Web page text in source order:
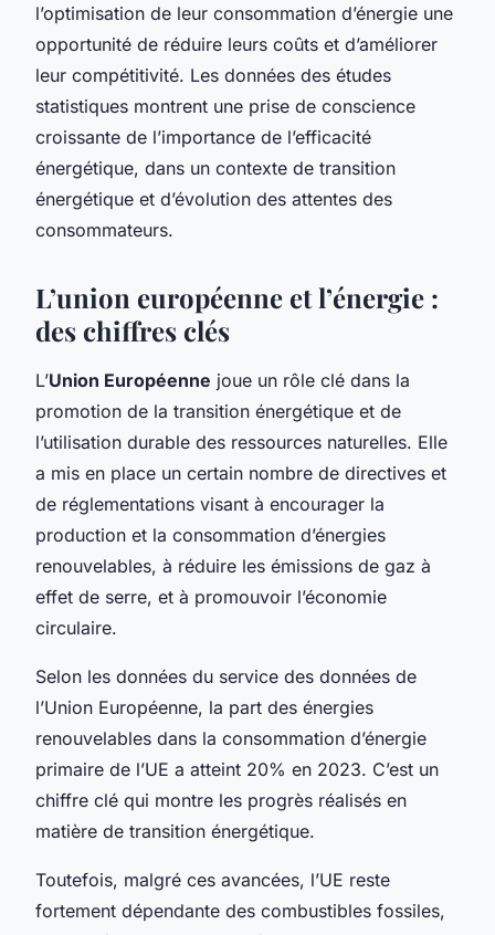
l’optimisation de leur consommation d’énergie une
opportunité de réduire leurs coûts et d’améliorer
leur compétitivité. Les données des études
statistiques montrent une prise de conscience
croissante de l’importance de l’efficacité
énergétique, dans un contexte de transition
énergétique et d’évolution des attentes des
consommateurs.
L’union européenne et l’énergie :
des chiffres clés
L’Union Européenne joue un rôle clé dans la
promotion de la transition énergétique et de
l’utilisation durable des ressources naturelles. Elle
a mis en place un certain nombre de directives et
de réglementations visant à encourager la
production et la consommation d’énergies
renouvelables, à réduire les émissions de gaz à
effet de serre, et à promouvoir l’économie
circulaire.
Selon les données du service des données de
l’Union Européenne, la part des énergies
renouvelables dans la consommation d’énergie
primaire de l’UE a atteint 20% en 2023. C’est un
chiffre clé qui montre les progrès réalisés en
matière de transition énergétique.
Toutefois, malgré ces avancées, l’UE reste
fortement dépendante des combustibles fossiles,